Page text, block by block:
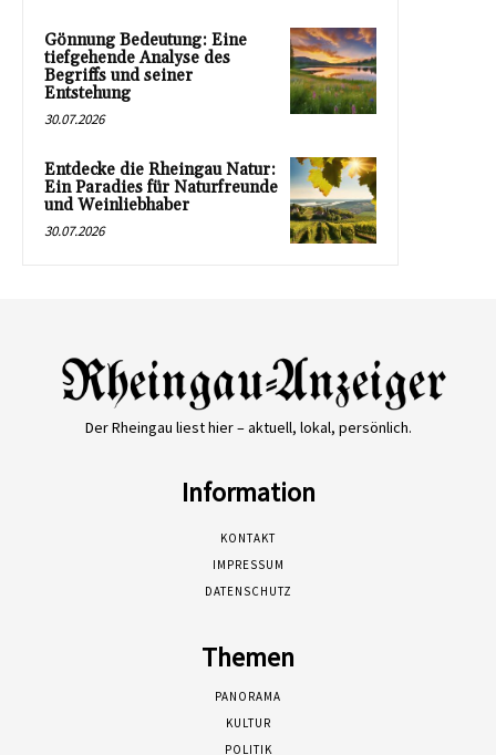
Gönnung Bedeutung: Eine
tiefgehende Analyse des
Begriffs und seiner
Entstehung
30.07.2026
Entdecke die Rheingau Natur:
Ein Paradies für Naturfreunde
und Weinliebhaber
30.07.2026
Der Rheingau liest hier – aktuell, lokal, persönlich.
Information
KONTAKT
IMPRESSUM
DATENSCHUTZ
Themen
PANORAMA
KULTUR
POLITIK